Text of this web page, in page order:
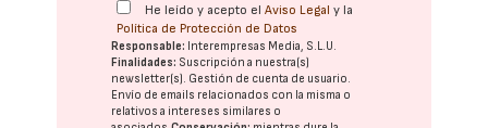
He leído y acepto elAviso Legal y la
Política de Protección de Datos
Responsable: Interempresas Media, S.L.U.
Finalidades: Suscripción a nuestra(s)
newsletter(s). Gestión de cuenta de usuario.
Envío de emails relacionados con la misma o
relativos a intereses similares o